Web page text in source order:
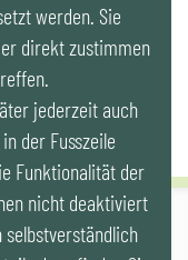
werden. Sie
direkt zustimmen
jederzeit auch
der Fusszeile
Funktionalität der
nicht deaktiviert